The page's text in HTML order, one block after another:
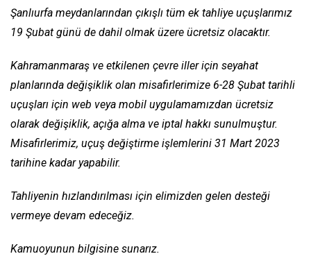
Şanlıurfa meydanlarından çıkışlı tüm ek tahliye uçuşlarımız
19 Şubat günü de dahil olmak üzere ücretsiz olacaktır.
Kahramanmaraş ve etkilenen çevre iller için seyahat
planlarında değişiklik olan misafirlerimize 6-28 Şubat tarihli
uçuşları için web veya mobil uygulamamızdan ücretsiz
olarak değişiklik, açığa alma ve iptal hakkı sunulmuştur.
Misafirlerimiz, uçuş değiştirme işlemlerini 31 Mart 2023
tarihine kadar yapabilir.
Tahliyenin hızlandırılması için elimizden gelen desteği
vermeye devam edeceğiz.
Kamuoyunun bilgisine sunarız.